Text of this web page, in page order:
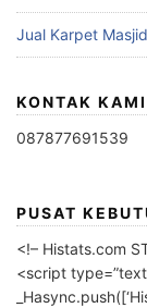
Jual Karpet Masjid
KONTAK KAMI
087877691539
PUSAT
<!– Histats.com
<script